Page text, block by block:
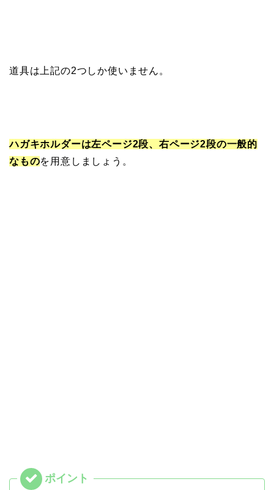
道具は上記の2つしか使いません。
ハガキホルダーは左ページ2段、右ページ2段の一般的
なものを用意しましょう。